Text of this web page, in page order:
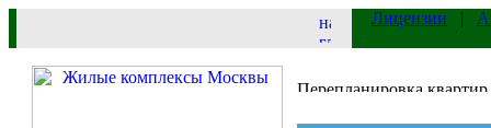
Лицензии |